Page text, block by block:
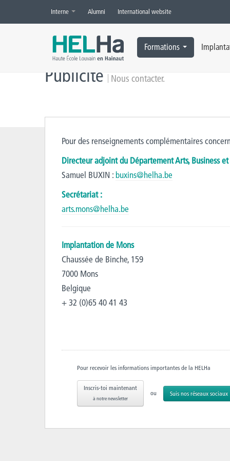
Interne Alumni International website
Formations
Accueil » Publicité » Nous contacter
Publicité Nous contacter.
Pour des renseignements complémentaires
Directeur adjoint du Département Arts, Business
Samuel BUXIN :buxins@helha.be
Secrétariat :
arts.mons@helha.be
Implantation de Mons
Chaussée de Binche, 159
7000 Mons
Belgique
+ 32 (0)65 40 41 43
Pour recevoir les informations importantes de la HELHa
Inscris-toi maintenant
à notre newsletter
ou Suis nos réseaux sociaux